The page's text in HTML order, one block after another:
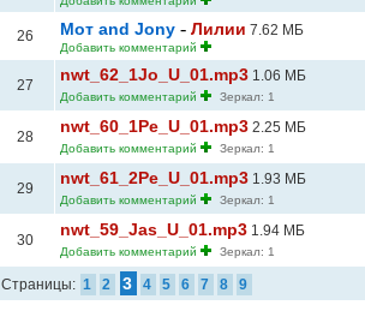
26 Мот and Jony - Лилии 7.62 MБ
Добавить комментарий
27
nwt_62_1Jo_U_01.mp3 1.06 MБ
Добавить комментарий Зеркал: 1
28
nwt_60_1Pe_U_01.mp3 2.25 MБ
Добавить комментарий Зеркал: 1
29
nwt_61_2Pe_U_01.mp3 1.93 MБ
Добавить комментарий Зеркал: 1
30
nwt_59_Jas_U_01.mp3 1.94 MБ
Добавить комментарий Зеркал: 1
Страницы: 1 2 3 4 5 6 7 8 9